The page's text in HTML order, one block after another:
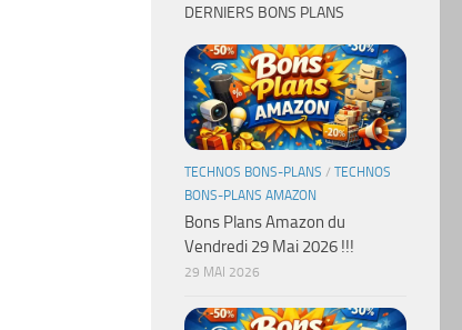
DERNIERS BONS PLANS
TECHNOS BONS-PLANS / TECHNOS
BONS-PLANS AMAZON
Bons Plans Amazon du
Vendredi 29 Mai 2026 !!!
29 MAI 2026